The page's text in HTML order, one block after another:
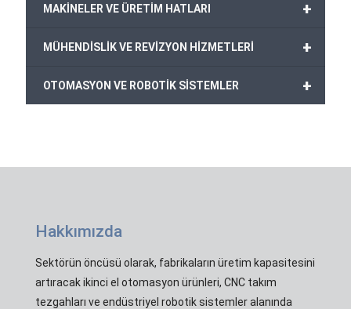
+
MAKİNELER VE ÜRETİM HATLARI
+
MÜHENDİSLİK VE REVİZYON HİZMETLERİ
+
OTOMASYON VE ROBOTİK SİSTEMLER
Hakkımızda
Sektörün öncüsü olarak, fabrikaların üretim kapasitesini
artıracak ikinci el otomasyon ürünleri, CNC takım
tezgahları ve endüstriyel robotik sistemler alanında